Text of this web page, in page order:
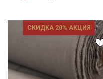
СКИДКА 20% АКЦИЯ
Секретная
Мы публикуем
промокоды и